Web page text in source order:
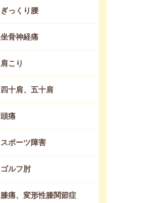
ぎっくり腰
坐骨神経痛
肩こり
四十肩、五十肩
頭痛
スポーツ障害
ゴルフ肘
膝痛、変形性膝関節症